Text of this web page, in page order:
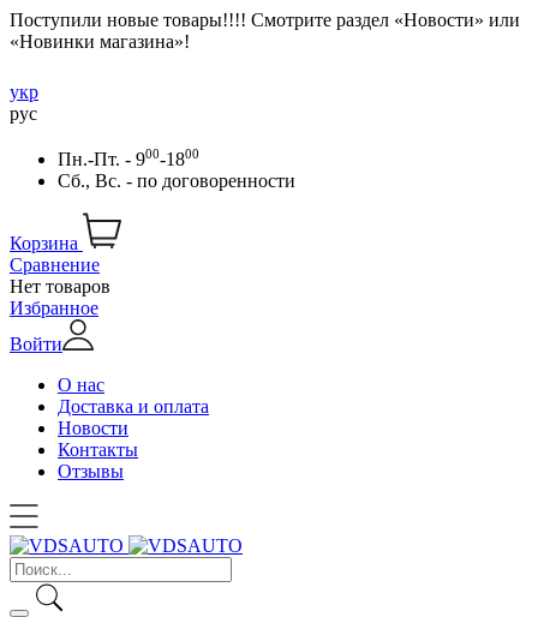
Поступили новые товары!!!! Смотрите раздел «Новости» или
«Новинки магазина»!
укр
рус
Пн.-Пт. - 900-1800
Сб., Вс. - по договоренности
Корзина
Сравнение
Нет товаров
Избранное
Войти
О нас
Доставка и оплата
Новости
Контакты
Отзывы